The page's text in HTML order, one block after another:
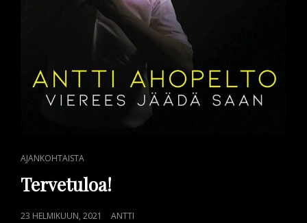
CAT
LINKS
AJANKOHTAISTA
Tervetuloa!
POSTED
23 HELMIKUUN, 2021 ANTTI